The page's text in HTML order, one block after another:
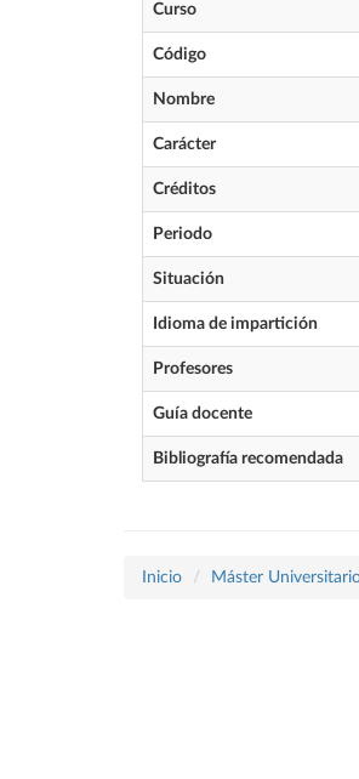
Curso
Código
Nombre
Carácter
Créditos
Periodo
Situación
Idioma de impartición
Profesores
Guía docente
Bibliografía recomendada
Inicio Máster